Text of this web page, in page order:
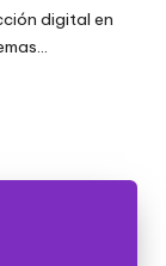
digital en